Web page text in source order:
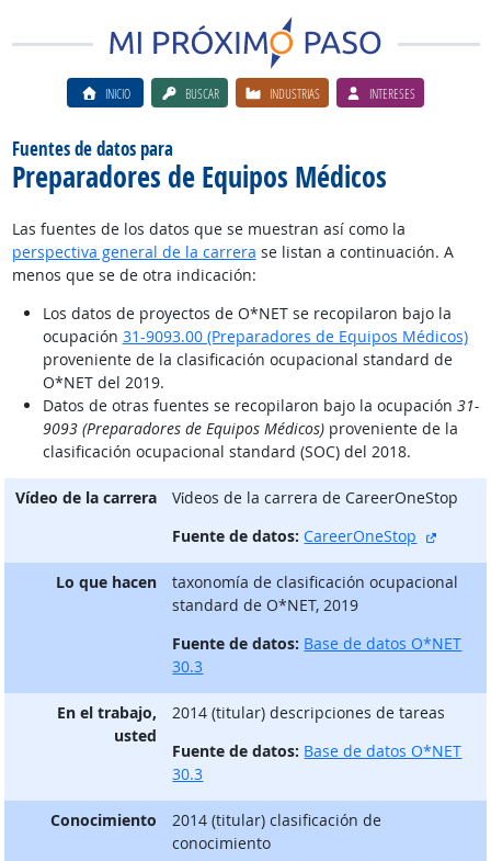
INICIO BUSCAR INDUSTRIAS INTERESES
Fuentes de datos para
Preparadores de Equipos Médicos
Las fuentes de los datos que se muestran así como la
perspectiva general de la carrera se listan a continuación. A
menos que se de otra indicación:
Los datos de proyectos de O*NET se recopilaron bajo la
ocupación 31-9093.00 (Preparadores de Equipos Médicos)
proveniente de la clasificación ocupacional standard de
O*NET del 2019.
Datos de otras fuentes se recopilaron bajo la ocupación 31-
9093 (Preparadores de Equipos Médicos)proveniente de la
clasificación ocupacional standard (SOC) del 2018.
Vídeo de la carrera
Vίdeos de la carrera de CareerOneStop
Fuente de datos: CareerOneStop
Lo que hacen
taxonomía de clasificación ocupacional
standard de O*NET, 2019
Fuente de datos: Base de datos O*NET
30.3
En el trabajo,
usted
2014 (titular) descripciones de tareas
Fuente de datos: Base de datos O*NET
30.3
Conocimiento
2014 (titular) clasificación de
conocimiento